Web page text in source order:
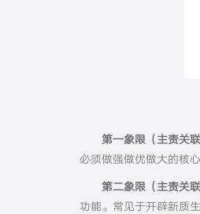
第一象限（主责关
必须做强做优做大的核
第二象限（主责关
功能。常见于开辟新质